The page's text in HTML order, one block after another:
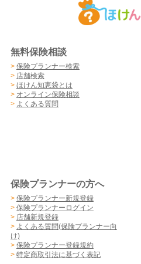
無料保険相談
> 保険プランナー検索
> 店舗検索
> ほけん知恵袋とは
> オンライン保険相談
> よくある質問
保険プランナーの方へ
> 保険プランナー新規登録
> 保険プランナーログイン
> 店舗新規登録
> よくある質問(保険プランナー向
け)
> 保険プランナー登録規約
> 特定商取引法に基づく表記